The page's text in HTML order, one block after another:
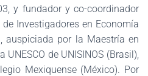
y fundador y co-coordinador
Investigadores en Economía
auspiciada por la Maestría en
de UNISINOS (Brasil),
Mexiquense (México). Por